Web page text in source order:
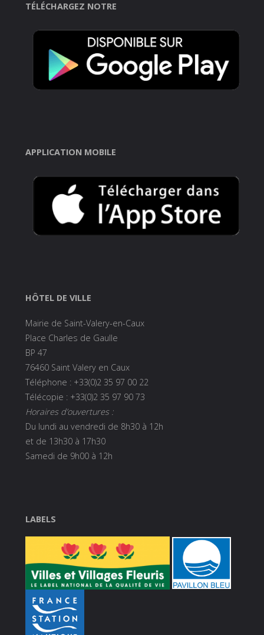
TÉLÉCHARGEZ NOTRE
APPLICATION MOBILE
HÔTEL DE VILLE
Mairie de Saint-Valery-en-Caux
Place Charles de Gaulle
BP 47
76460 Saint Valery en Caux
Téléphone : +33(0)2 35 97 00 22
Télécopie : +33(0)2 35 97 90 73
Horaires d’ouvertures :
Du lundi au vendredi de 8h30 à 12h
et de 13h30 à 17h30
Samedi de 9h00 à 12h
LABELS